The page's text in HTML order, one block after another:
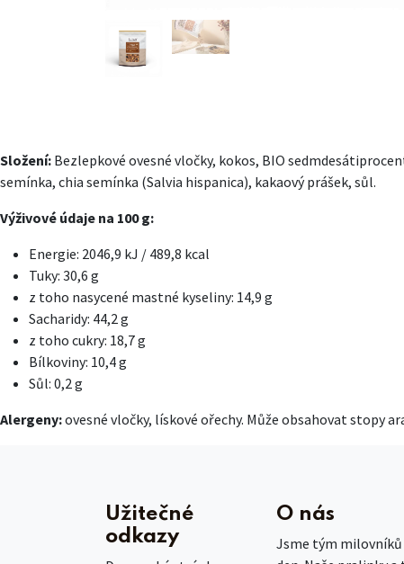
Složení: Bezlepkové ovesné vločky, kokos, BIO
semínka, chia semínka (Salvia hispanica), kakaový prášek, sůl.
Výživové údaje na 100 g:
Energie: 2046,9 kJ / 489,8 kcal
Tuky: 30,6 g
z toho nasycené mastné kyseliny: 14,9 g
Sacharidy: 44,2 g
z toho cukry: 18,7 g
Bílkoviny: 10,4 g
Sůl: 0,2 g
Alergeny:ovesné vločky, lískové ořechy. Může obsahovat stopy
Užitečné
odkazy
O nás
Jsme tým milovníků